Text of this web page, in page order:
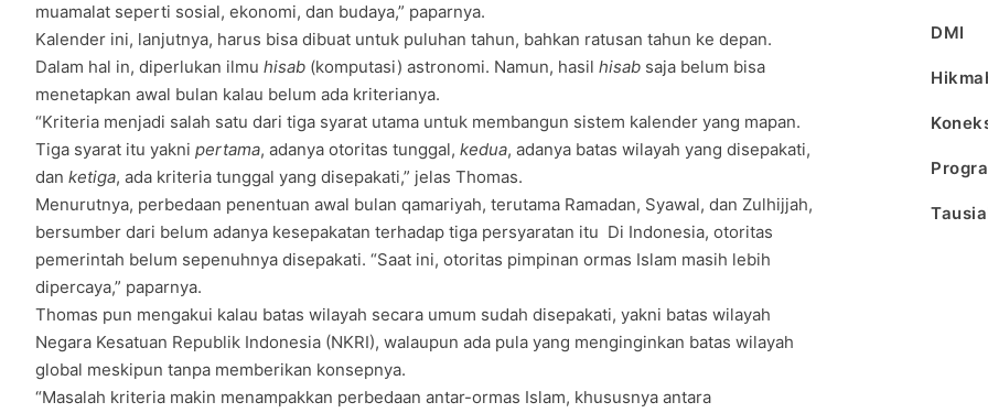
muamalat seperti sosial, ekonomi, dan budaya,” paparnya.
Kalender ini, lanjutnya, harus bisa dibuat untuk puluhan tahun, bahkan ratusan tahun ke depan.
Dalam hal in, diperlukan ilmu hisab (komputasi) astronomi. Namun, hasil hisab saja belum bisa
menetapkan awal bulan kalau belum ada kriterianya.
“Kriteria menjadi salah satu dari tiga syarat utama untuk membangun sistem kalender yang mapan.
Tiga syarat itu yakni pertama, adanya otoritas tunggal, kedua, adanya batas wilayah yang disepakati,
dan ketiga, ada kriteria tunggal yang disepakati,” jelas Thomas.
Menurutnya, perbedaan penentuan awal bulan qamariyah, terutama Ramadan, Syawal, dan Zulhijjah,
bersumber dari belum adanya kesepakatan terhadap tiga persyaratan itu Di Indonesia, otoritas
pemerintah belum sepenuhnya disepakati. “Saat ini, otoritas pimpinan ormas Islam masih lebih
dipercaya,” paparnya.
Thomas pun mengakui kalau batas wilayah secara umum sudah disepakati, yakni batas wilayah
Negara Kesatuan Republik Indonesia (NKRI), walaupun ada pula yang menginginkan batas wilayah
global meskipun tanpa memberikan konsepnya.
“Masalah kriteria makin menampakkan perbedaan antar-ormas Islam, khususnya antara
DMI